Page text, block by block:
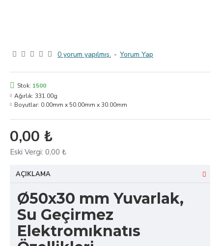
0 yorum yapılmış. - Yorum Yap
0,00 ₺
Eski Vergi: 0,00 ₺
Stok: 1500
Ağırlık: 331.00g
Boyutlar: 0.00mm x 50.00mm x 30.00mm
AÇIKLAMA
Ø50x30 mm Yuvarlak,
Su Geçirmez
Elektromıknatıs